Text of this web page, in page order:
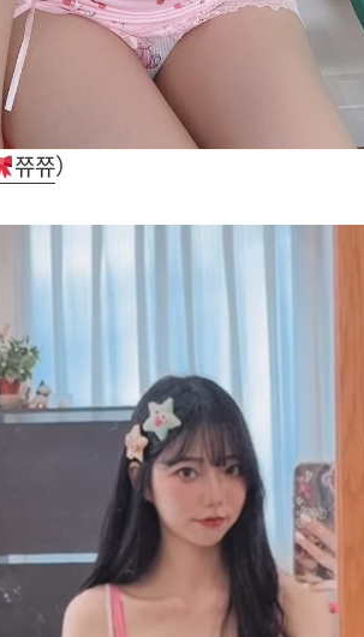
쮸쮸）